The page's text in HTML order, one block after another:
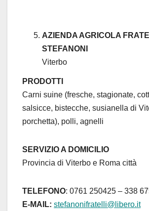
AZIENDA AGRICOLA
STEFANONI
Viterbo
PRODOTTI
Carni suine (fresche, stagionate,
salsicce, bistecche, susianella di
porchetta), polli, agnelli
SERVIZIO A DOMICILIO
Provincia di Viterbo e Roma città
TELEFONO: 0761 250425 – 338
E-MAIL: stefanonifratelli@libero.it